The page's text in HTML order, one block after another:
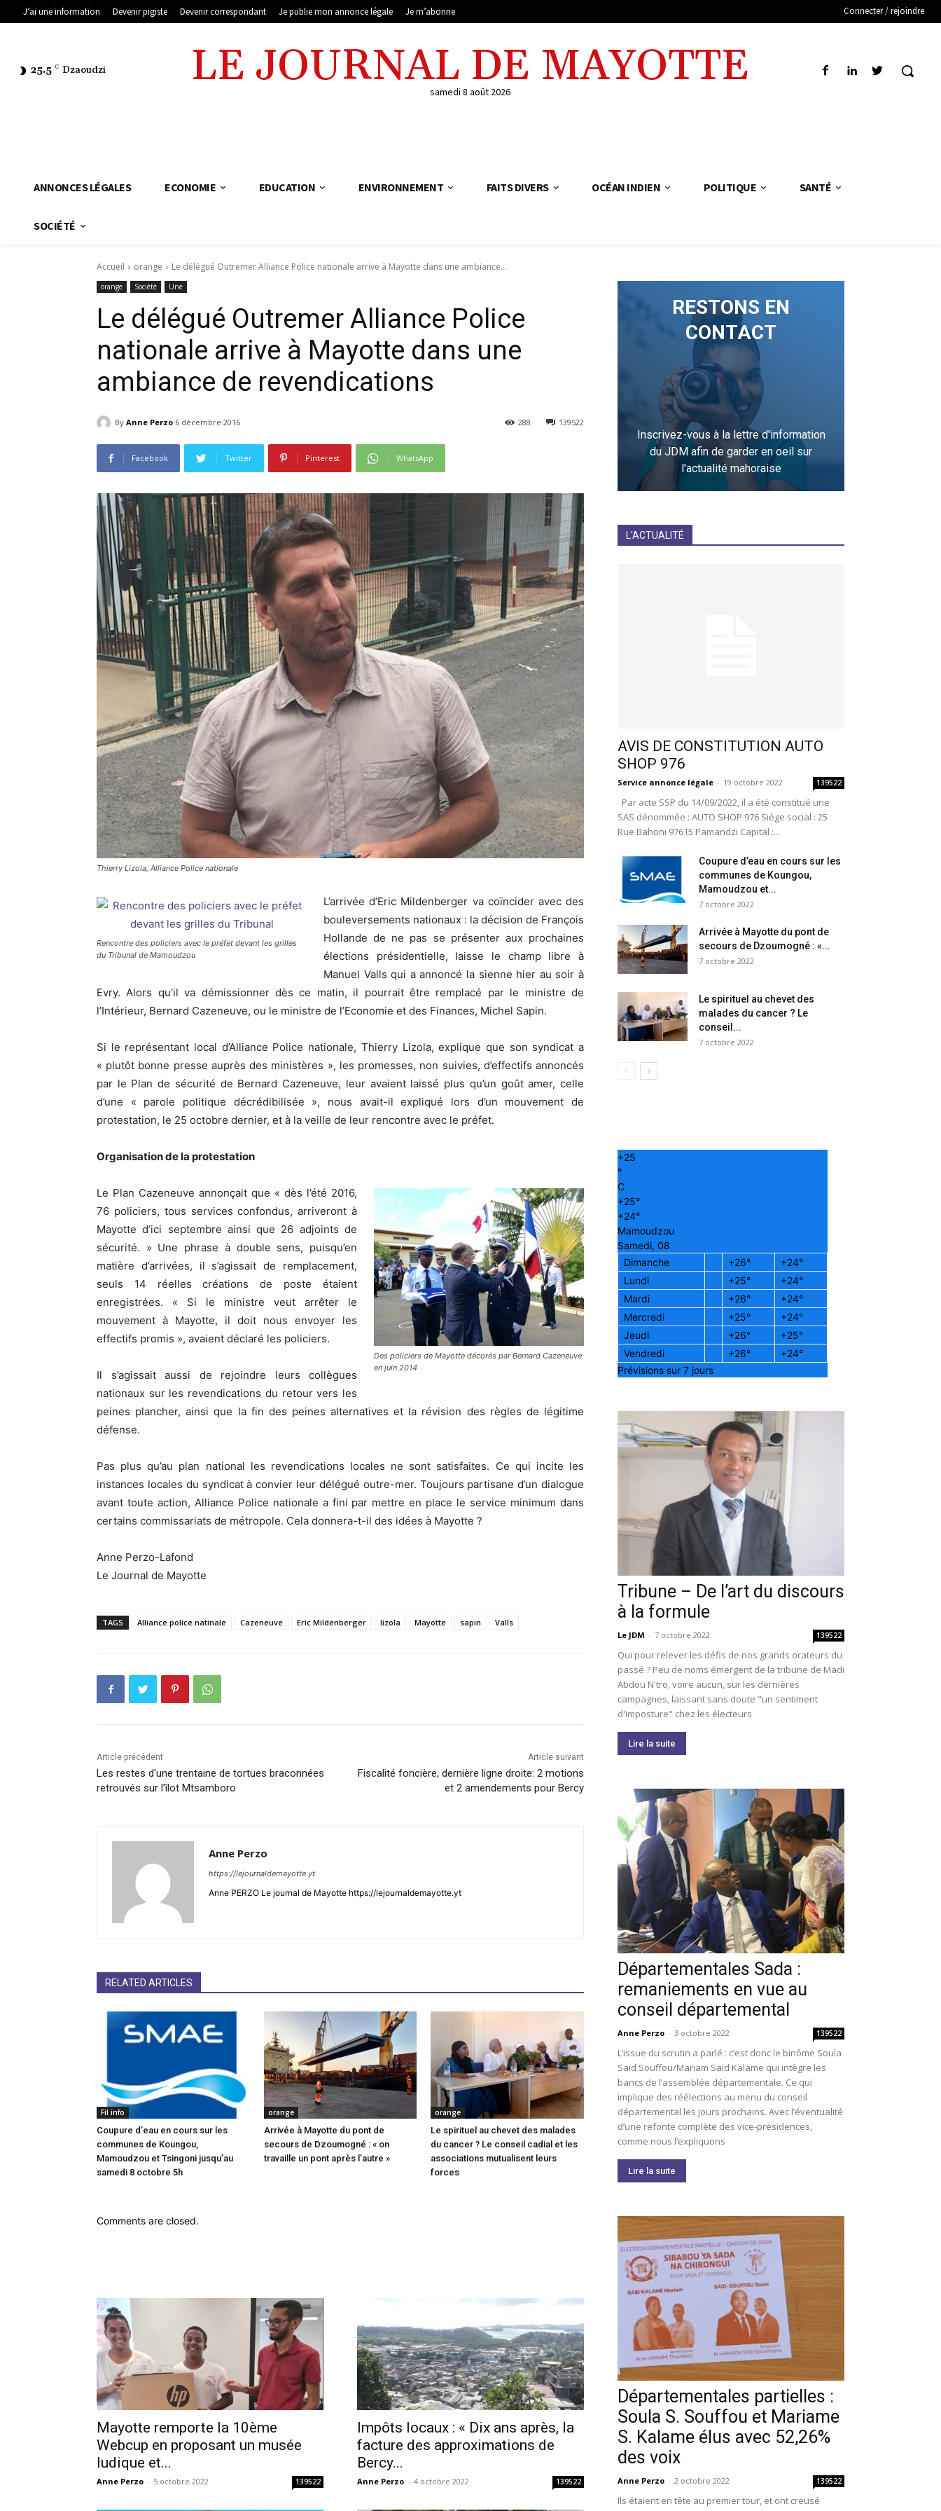
J’ai une information Devenir pigiste Devenir correspondant Je publie mon annonce légale Je m’abonne Connecter / rejoindre
25.5 C Dzaoudzi LE JOURNAL DE MAYOTTE
samedi 8 août 2026
ANNONCES LÉGALES ECONOMIE EDUCATION ENVIRONNEMENT FAITS DIVERS OCÉAN INDIEN POLITIQUE SANTÉ
SOCIÉTÉ
Accueil orange Le délégué Outremer Alliance Police nationale arrive à Mayotte dans une ambiance...
orange Société Une
Le délégué Outremer Alliance Police
nationale arrive à Mayotte dans une
ambiance de revendications
By Anne Perzo 6 décembre 2016 139522
288
Facebook Twitter Pinterest WhatsApp
Thierry Lizola, Alliance Police nationale
Rencontre des policiers avec le préfet devant les grilles
du Tribunal de Mamoudzou
L’arrivée d’Eric Mildenberger va coïncider avec des
bouleversements nationaux : la décision de François
Hollande de ne pas se présenter aux prochaines
élections présidentielle, laisse le champ libre à
Manuel Valls qui a annoncé la sienne hier au soir à
Evry. Alors qu’il va démissionner dès ce matin, il pourrait être remplacé par le ministre de
l’Intérieur, Bernard Cazeneuve, ou le ministre de l’Economie et des Finances, Michel Sapin.
Si le représentant local d’Alliance Police nationale, Thierry Lizola, explique que son syndicat a
« plutôt bonne presse auprès des ministères », les promesses, non suivies, d’effectifs annoncés
par le Plan de sécurité de Bernard Cazeneuve, leur avaient laissé plus qu’un goût amer, celle
d’une « parole politique décrédibilisée », nous avait-il expliqué lors d’un mouvement de
protestation, le 25 octobre dernier, et à la veille de leur rencontre avec le préfet.
Organisation de la protestation
Des policiers de Mayotte décorés par Bernard Cazeneuve
en juin 2014
Le Plan Cazeneuve annonçait que « dès l’été 2016,
76 policiers, tous services confondus, arriveront à
Mayotte d’ici septembre ainsi que 26 adjoints de
sécurité. » Une phrase à double sens, puisqu’en
matière d’arrivées, il s’agissait de remplacement,
seuls 14 réelles créations de poste étaient
enregistrées. « Si le ministre veut arrêter le
mouvement à Mayotte, il doit nous envoyer les
effectifs promis », avaient déclaré les policiers.
Il s’agissait aussi de rejoindre leurs collègues
nationaux sur les revendications du retour vers les
peines plancher, ainsi que la fin des peines alternatives et la révision des règles de légitime
défense.
Pas plus qu’au plan national les revendications locales ne sont satisfaites. Ce qui incite les
instances locales du syndicat à convier leur délégué outre-mer. Toujours partisane d’un dialogue
avant toute action, Alliance Police nationale a fini par mettre en place le service minimum dans
certains commissariats de métropole. Cela donnera-t-il des idées à Mayotte ?
Anne Perzo-Lafond
Le Journal de Mayotte
TAGS Alliance police natinale Cazeneuve Eric Mildenberger lizola Mayotte sapin Valls
Article précédent
Les restes d'une trentaine de tortues braconnées
retrouvés sur l’îlot Mtsamboro
Article suivant
Fiscalité foncière, dernière ligne droite: 2 motions
et 2 amendements pour Bercy
Anne Perzo
https://lejournaldemayotte.yt
Anne PERZO Le journal de Mayotte https://lejournaldemayotte.yt
RELATED ARTICLES
Fil info
Coupure d’eau en cours sur les
communes de Koungou,
Mamoudzou et Tsingoni jusqu’au
samedi 8 octobre 5h
orange
Arrivée à Mayotte du pont de
secours de Dzoumogné : « on
travaille un pont après l’autre »
orange
Le spirituel au chevet des malades
du cancer ? Le conseil cadial et les
associations mutualisent leurs
forces
Comments are closed.
Mayotte remporte la 10ème
Webcup en proposant un musée
ludique et...
Anne Perzo - 5 octobre 2022 139522
Impôts locaux : « Dix ans après, la
facture des approximations de
Bercy...
Anne Perzo - 4 octobre 2022 139522
RESTONS EN
CONTACT
Inscrivez-vous à la lettre d'information
du JDM afin de garder en oeil sur
l'actualité mahoraise
L'ACTUALITÉ
AVIS DE CONSTITUTION AUTO
SHOP 976
Service annonce légale - 19 octobre 2022 139522
Par acte SSP du 14/09/2022, il a été constitué une
SAS dénommée : AUTO SHOP 976 Siège social : 25
Rue Bahoni 97615 Pamandzi Capital :...
Coupure d’eau en cours sur les
communes de Koungou,
Mamoudzou et...
7 octobre 2022
Arrivée à Mayotte du pont de
secours de Dzoumogné : «...
7 octobre 2022
Le spirituel au chevet des
malades du cancer ? Le
conseil...
7 octobre 2022
+25
°
C
+25°
+24°
Mamoudzou
Samedi, 08
Dimanche
+26° +24°
Lundi
+25° +24°
Mardi
+26° +24°
Mercredi
+25° +24°
Jeudi
+26° +25°
Vendredi
+26° +24°
Prévisions sur 7 jours
Tribune – De l’art du discours
à la formule
Le JDM - 7 octobre 2022 139522
Qui pour relever les défis de nos grands orateurs du
passé ? Peu de noms émergent de la tribune de Madi
Abdou N'tro, voire aucun, sur les dernières
campagnes, laissant sans doute "un sentiment
d'imposture" chez les électeurs
Lire la suite
Départementales Sada :
remaniements en vue au
conseil départemental
Anne Perzo - 3 octobre 2022 139522
L’issue du scrutin a parlé : c’est donc le binôme Soula
Saïd Souffou/Mariam Saïd Kalame qui intègre les
bancs de l’assemblée départementale. Ce qui
implique des réélections au menu du conseil
départemental les jours prochains. Avec l’éventualité
d’une refonte complète des vice-présidences,
comme nous l’expliquons
Lire la suite
Départementales partielles :
Soula S. Souffou et Mariame
S. Kalame élus avec 52,26%
des voix
Anne Perzo - 2 octobre 2022 139522
Ils étaient en tête au premier tour, et ont creusé